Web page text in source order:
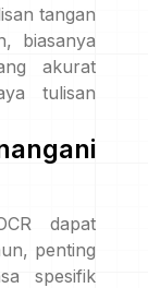
tangan
biasanya
akurat
tulisan
dapat
penting
spesifik